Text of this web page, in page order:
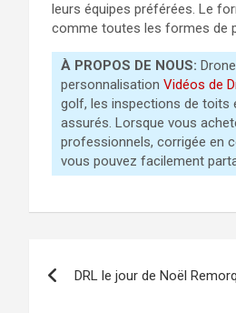
leurs équipes préférées. Le
comme toutes les formes de
À PROPOS DE NOUS:
personnalisation Vidéos de
golf, les inspections de toits
assurés. Lorsque vous
professionnels, corrigée en
vous pouvez facilement
de
DRL le jour de Noël